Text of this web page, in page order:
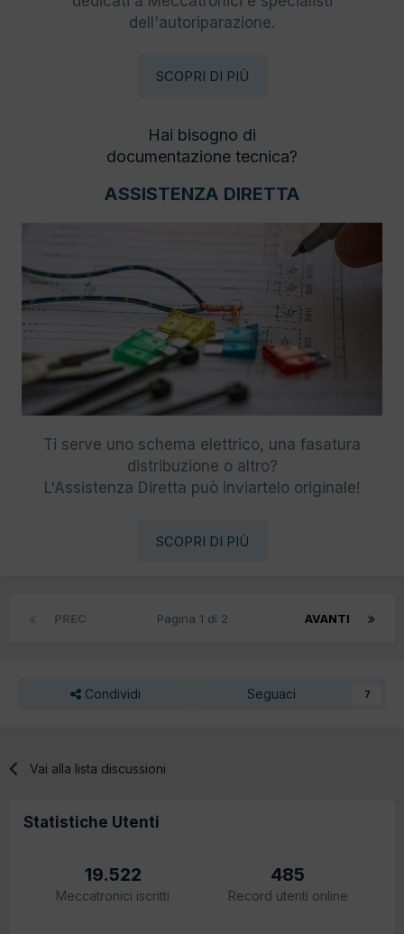
dell'autoriparazione.
SCOPRI DI PIÙ
Hai bisogno di
documentazione tecnica?
ASSISTENZA DIRETTA
Ti serve uno schema elettrico, una fasatura
distribuzione o altro?
L'Assistenza Diretta può inviartelo originale!
SCOPRI DI PIÙ
PREC AVANTI
Pagina 1 di 2
Condividi Seguaci 7
Vai alla lista discussioni
Statistiche Utenti
19.522
Meccatronici iscritti
485
Record utenti online